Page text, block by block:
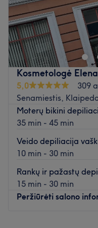
Pajūrio Deivė - įkurta
kokybės paslaugas.
kurią noriu dovanoti
Jeigu registruojatės į
,paskambinkite prašau
67972475
Kosmetologė Elena
5,0
309
Senamiestis,
Moterų bikini
35 min - 45 min
Veido depiliacija
10 min - 30 min
Rankų ir pažastų
15 min - 30 min
Peržiūrėti salono